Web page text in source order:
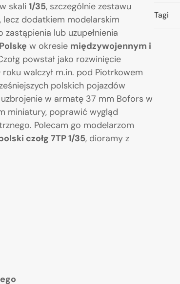
w skali 1/35, szczególnie zestawu
lecz dodatkiem modelarskim
zastąpienia lub uzupełnienia
Polskę w okresie międzywojennym i
powstał jako rozwinięcie
walczył m.in. pod Piotrkowem
polskich pojazdów
w armatę 37 mm Bofors w
miniatury, poprawić wygląd
Polecam go modelarzom
czołg 7TP 1/35, dioramy z
Tagi